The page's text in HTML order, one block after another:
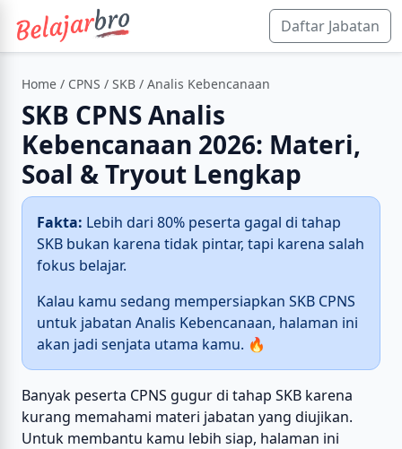
Daftar Jabatan
Home / CPNS / SKB / Analis Kebencanaan
SKB CPNS Analis
Kebencanaan 2026: Materi,
Soal & Tryout Lengkap
Fakta: Lebih dari 80% peserta gagal di tahap
SKB bukan karena tidak pintar, tapi karena salah
fokus belajar.
Kalau kamu sedang mempersiapkan SKB CPNS
untuk jabatan Analis Kebencanaan, halaman ini
akan jadi senjata utama kamu. 🔥
Banyak peserta CPNS gugur di tahap SKB karena
kurang memahami materi jabatan yang diujikan.
Untuk membantu kamu lebih siap, halaman ini